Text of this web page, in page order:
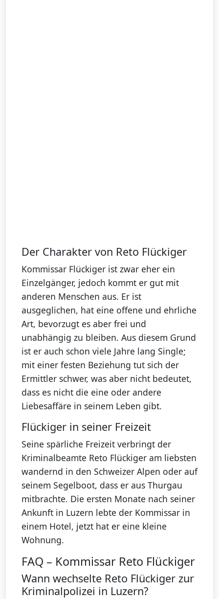
Der Charakter von Reto Flückiger
Kommissar Flückiger ist zwar eher ein
Einzelgänger, jedoch kommt er gut mit
anderen Menschen aus. Er ist
ausgeglichen, hat eine offene und ehrliche
Art, bevorzugt es aber frei und
unabhängig zu bleiben. Aus diesem Grund
ist er auch schon viele Jahre lang Single;
mit einer festen Beziehung tut sich der
Ermittler schwer, was aber nicht bedeutet,
dass es nicht die eine oder andere
Liebesaffäre in seinem Leben gibt.
Flückiger in seiner Freizeit
Seine spärliche Freizeit verbringt der
Kriminalbeamte Reto Flückiger am liebsten
wandernd in den Schweizer Alpen oder auf
seinem Segelboot, dass er aus Thurgau
mitbrachte. Die ersten Monate nach seiner
Ankunft in Luzern lebte der Kommissar in
einem Hotel, jetzt hat er eine kleine
Wohnung.
FAQ – Kommissar Reto Flückiger
Wann wechselte Reto Flückiger zur
Kriminalpolizei in Luzern?